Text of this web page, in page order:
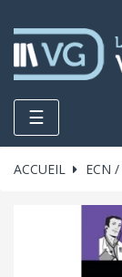
Toggle
navigation
☰
ACCUEIL ECN